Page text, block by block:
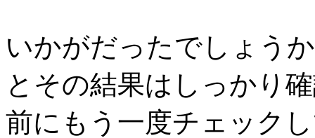
いかがだったでしょう
とその結果はしっかり
前にもう一度チェック